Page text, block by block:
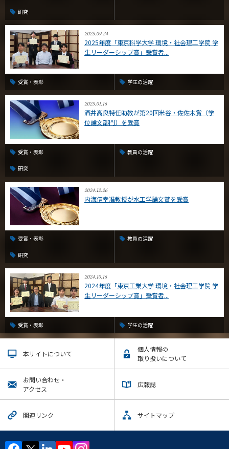
研究
2025.09.24
2025年度「東京科学大学 環境・社会理工学院 学
生リーダーシップ賞」受賞者...
受賞・表彰 学生の活躍
2025.01.16
酒井高良特任助教が第20回米谷・佐佐木賞（学
位論文部門）を受賞
受賞・表彰 教員の活躍
研究
2024.12.26
内海信幸准教授が水工学論文賞を受賞
受賞・表彰 教員の活躍
研究
2024.10.16
2024年度「東京工業大学 環境・社会理工学院 学
生リーダーシップ賞」受賞者...
受賞・表彰 学生の活躍
本サイトについて
個人情報の
取り扱いについて
お問い合わせ・
アクセス
広報誌
関連リンク サイトマップ